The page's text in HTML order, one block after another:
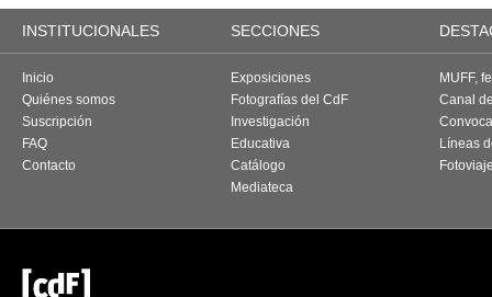
INSTITUCIONALES SECCIONES
Inicio
Quiénes somos
Suscripción
FAQ
Contacto
Exposiciones
Fotografías del CdF
Investigación
Educativa
Catálogo
Mediateca
MUFF,
Canal
Líneas